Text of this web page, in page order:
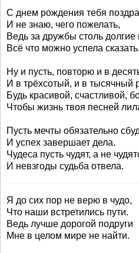
С днем рождения тебя
И не знаю, чего пожелать,
Ведь за дружбы столь долгие
Всё что можно успела сказать.
Ну и пусть, повторю и в
И в трёхсотый, и в тысячный
Будь красивой, счастливой,
Чтобы жизнь твоя песней
Пусть мечты обязательно
И успех завершает дела.
Чудеса пусть чудят, а не
И невзгоды судьба отвела.
Я до сих пор не верю в чудо,
Что наши встретились пути.
Ведь лучше дорогой подруги
Мне в целом мире не найти.